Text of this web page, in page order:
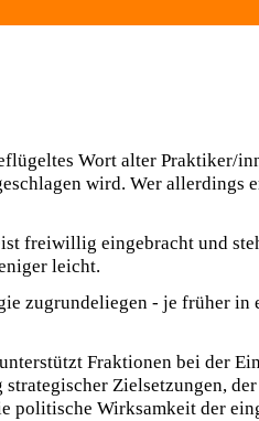
Wort alter Praktiker/
wird. Wer allerdings
freiwillig eingebracht und
leicht.
zugrundeliegen - je früher
unterstützt Fraktionen bei der
Zielsetzungen,
politische Wirksamkeit der